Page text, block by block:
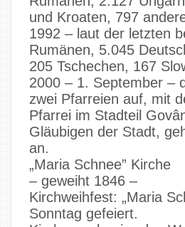
und Kroaten, 797
1992 – laut der letzten
Rumänen, 5.045
205 Tschechen, 167
2000 – 1. September –
zwei Pfarreien auf, mit
Pfarrei im Stadteil
Gläubigen der Stadt,
an.
„Maria Schnee” Kirche
– geweiht 1846 –
Kirchweihfest: „Maria
Sonntag gefeiert.